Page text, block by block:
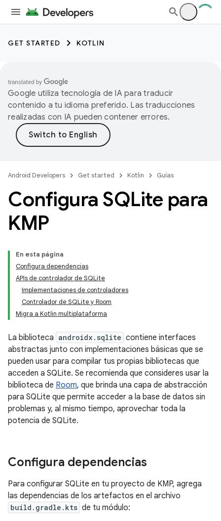
GET STARTED KOTLIN
Google utiliza tecnología de IA para traducir
contenido a tu idioma preferido. Las traducciones
realizadas con IA pueden contener errores.
Android Developers Get started Kotlin Guías
Configura SQLite para
KMP
En esta página
Configura dependencias
APIs de controlador de SQLite
Implementaciones de controladores
Controlador de SQLite y Room
Migra a Kotlin multiplataforma
La biblioteca androidx.sqlite contiene interfaces
abstractas junto con implementaciones básicas que se
pueden usar para compilar tus propias bibliotecas que
acceden a SQLite. Se recomienda que consideres usar la
biblioteca de Room, que brinda una capa de abstracción
para SQLite que permite acceder a la base de datos sin
problemas y, al mismo tiempo, aprovechar toda la
potencia de SQLite.
Configura dependencias
Para configurar SQLite en tu proyecto de KMP, agrega
las dependencias de los artefactos en el archivo
build.gradle.kts de tu módulo: